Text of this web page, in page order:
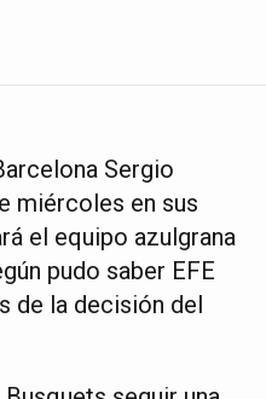
Sergio
miércoles en sus
el equipo azulgrana
pudo saber EFE
de la decisión del